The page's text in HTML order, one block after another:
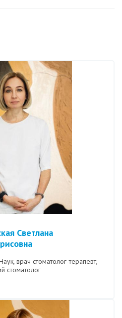
Светлана
врач стоматолог-терапевт,
стоматолог